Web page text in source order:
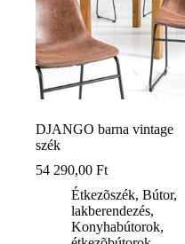
DJANGO barna vintage
szék
54 290,00 Ft
Étkezõszék, Bútor,
lakberendezés,
Konyhabútorok,